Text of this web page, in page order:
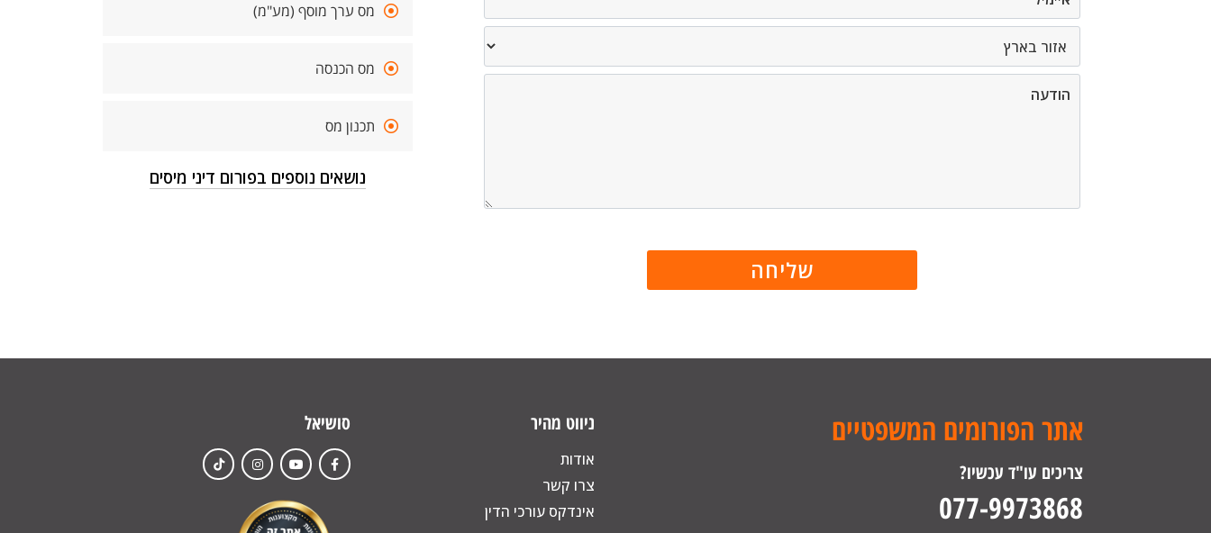
מס ערך מוסף (מע"מ)
מס הכנסה
תכנון מס
נושאים נוספים בפורום דיני מיסים
אתר הפורומים המשפטיים
צריכים עו"ד עכשיו?
077-9973868
ניווט מהיר
אודות
צרו קשר
אינדקס עורכי הדין
סושיאל